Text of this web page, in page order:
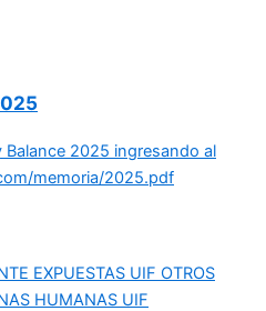
Balance 2025 ingresando al
memoria/2025.pdf
EXPUESTAS UIF OTROS
HUMANAS UIF